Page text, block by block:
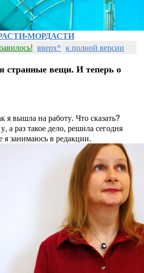
МОРДАСТИ
вверх^ к полной версии
странные вещи. И теперь о
я вышла на работу. Что сказать?
раз такое дело, решила сегодня
я занимаюсь в редакции.